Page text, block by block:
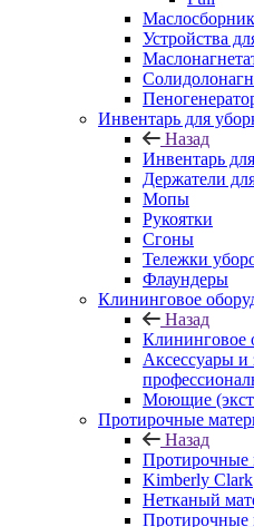
Устройства
Инвентарь для
Назад
Инвентарь
Держатели
Мопы
Рукоятки
Сгоны
Тележки
Флаундеры
Клининговое
Назад
Клининговое
Аксессуары и
Моющие
Протирочные
Назад
Протирочные
Kimberly Clark
Нетканый
Протирочные